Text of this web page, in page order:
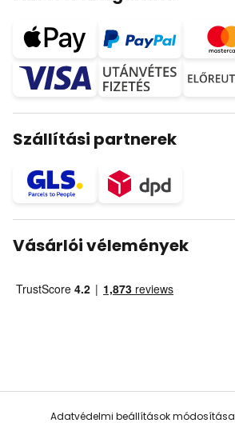
Szállítási partnerek
Vásárlói vélemények
Adatvédelmi beállítások módosítása